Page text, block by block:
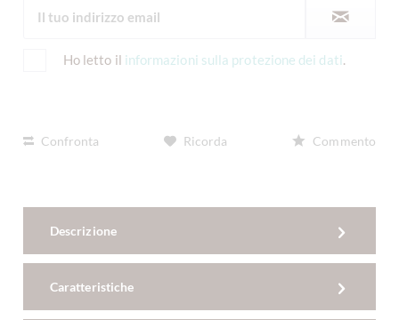
Ho letto il informazioni sulla protezione dei dati.
Confronta Ricorda Commento
Descrizione
Caratteristiche